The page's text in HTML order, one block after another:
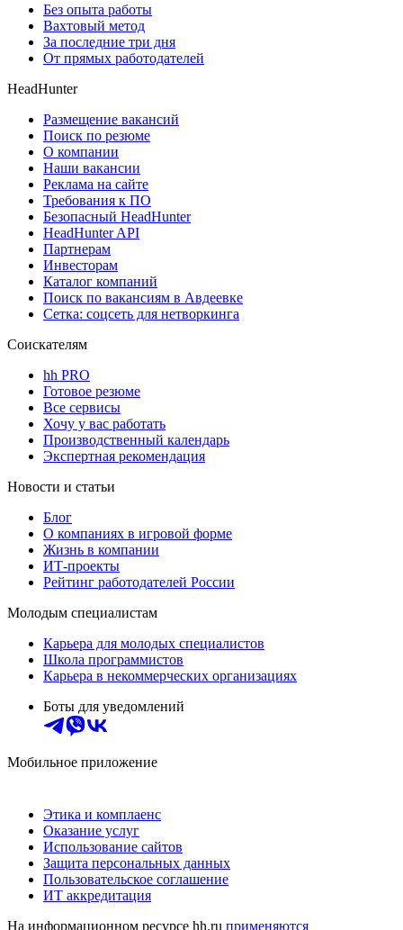
Без опыта работы
Вахтовый метод
За последние три дня
От прямых работодателей
HeadHunter
Размещение вакансий
Поиск по резюме
О компании
Наши вакансии
Реклама на сайте
Требования к ПО
Безопасный HeadHunter
HeadHunter API
Партнерам
Инвесторам
Каталог компаний
Поиск по вакансиям в Авдеевке
Сетка: соцсеть для нетворкинга
Соискателям
hh PRO
Готовое резюме
Все сервисы
Хочу у вас работать
Производственный календарь
Экспертная рекомендация
Новости и статьи
Блог
О компаниях в игровой форме
Жизнь в компании
ИТ-проекты
Рейтинг работодателей России
Молодым специалистам
Карьера для молодых специалистов
Школа программистов
Карьера в некоммерческих организациях
Боты для уведомлений
Мобильное приложение
Этика и комплаенс
Оказание услуг
Использование сайтов
Защита персональных данных
Пользовательское соглашение
ИТ аккредитация
На информационном ресурсе hh.ru применяются